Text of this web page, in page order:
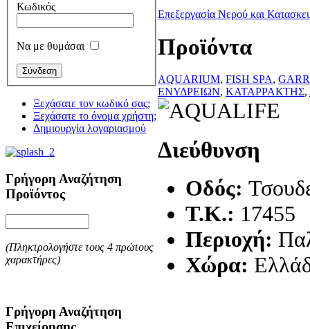
Κωδικός
Να με θυμάσαι
Ξεχάσατε τον κωδικό σας;
Ξεχάσατε το όνομα χρήστη;
Δημιουργία λογαριασμού
Γρήγορη Αναζήτηση
Προϊόντος
(Πληκτρολογήστε τους 4 πρώτους
χαρακτήρες)
Γρήγορη Αναζήτηση
Επεξεργασία Νερού και
Προϊόντα
AQUARIUM, FISH SPA,
ΕΝΥΔΡΕΙΩΝ, ΚΑΤΑΡΡΑΚΤΗΣ,
Διεύθυνση
Οδός:
T.K.: 17455
Περιοχή:
Χώρα: